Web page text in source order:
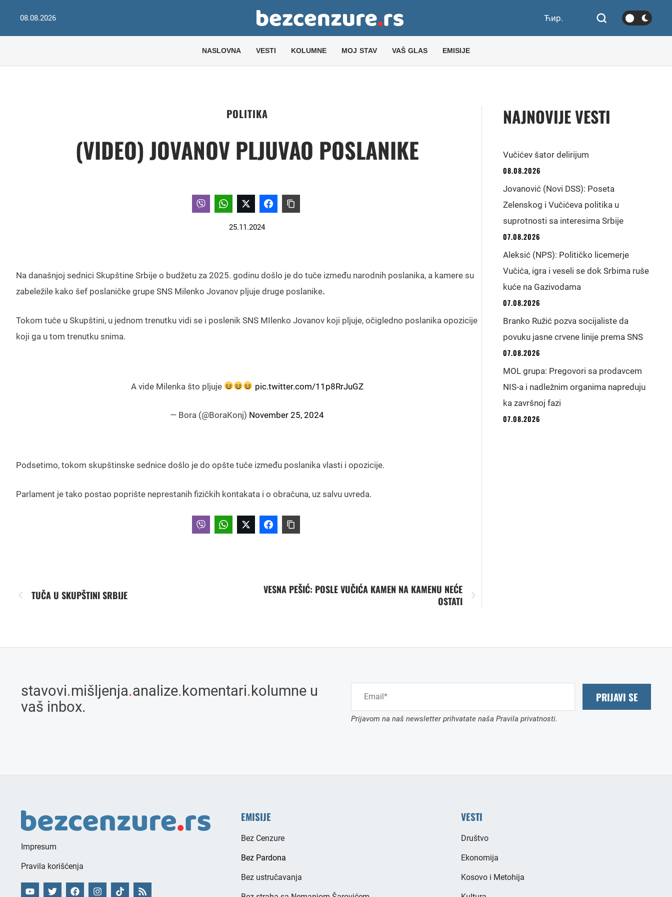
08.08.2026 Ћир.
NASLOVNA VESTI KOLUMNE MOJ STAV VAŠ GLAS EMISIJE
POLITIKA
(VIDEO) JOVANOV PLJUVAO POSLANIKE
25.11.2024
Na današnjoj sednici Skupštine Srbije o budžetu za 2025. godinu došlo je do tuče između narodnih poslanika, a kamere su
zabeležile kako šef poslaničke grupe SNS Milenko Jovanov pljuje druge poslanike.
Tokom tuče u Skupštini, u jednom trenutku vidi se i poslenik SNS MIlenko Jovanov koji pljuje, očigledno poslanika opozicije
koji ga u tom trenutku snima.
A vide Milenka što pljuje pic.twitter.com/11p8RrJuGZ
— Bora (@BoraKonj) November 25, 2024
Podsetimo, tokom skupštinske sednice došlo je do opšte tuče između poslanika vlasti i opozicije.
Parlament je tako postao poprište neprestanih fizičkih kontakata i o obračuna, uz salvu uvreda.
TUČA U SKUPŠTINI SRBIJE
VESNA PEŠIĆ: POSLE VUČIĆA KAMEN NA KAMENU NEĆE
OSTATI
NAJNOVIJE VESTI
Vučićev šator delirijum
08.08.2026
Jovanović (Novi DSS): Poseta
Zelenskog i Vučićeva politika u
suprotnosti sa interesima Srbije
07.08.2026
Aleksić (NPS): Političko licemerje
Vučića, igra i veseli se dok Srbima ruše
kuće na Gazivodama
07.08.2026
Branko Ružić pozva socijaliste da
povuku jasne crvene linije prema SNS
07.08.2026
MOL grupa: Pregovori sa prodavcem
NIS-a i nadležnim organima napreduju
ka završnoj fazi
07.08.2026
stavovi.mišljenja.analize.komentari.kolumne u
vaš inbox.
PRIJAVI SE
Prijavom na naš newsletter prihvatate naša Pravila privatnosti.
Impresum
Pravila korišćenja
EMISIJE
Bez Cenzure
Bez Pardona
Bez ustručavanja
VESTI
Društvo
Ekonomija
Kosovo i Metohija